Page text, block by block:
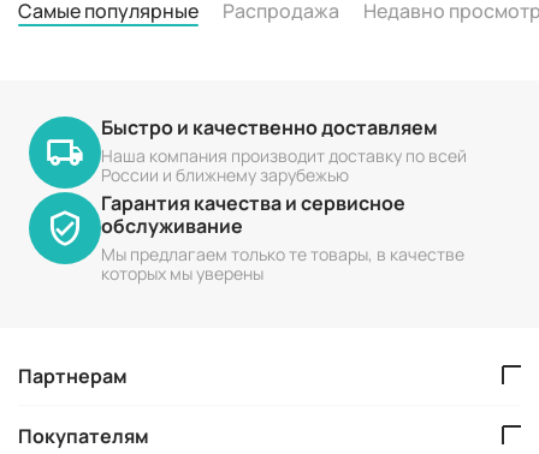
Самые популярные Распродажа Недавно
Быстро и качественно доставляем
Наша компания производит доставку по всей
России и ближнему зарубежью
Гарантия качества и сервисное
обслуживание
Мы предлагаем только те товары, в качестве
которых мы уверены
Партнерам
Покупателям